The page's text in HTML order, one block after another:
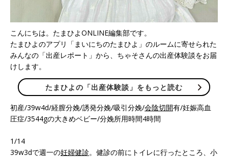
こんにちは。たまひよONLINE編集部です。
たまひよのアプリ「まいにちのたまひよ」のルームに寄せられた
みんなの「出産レポート」から、ちゃそさんの出産体験談をお届
けします。
たまひよの「出産体験談」をもっと読む
初産/39w4d/経膣分娩/誘発分娩/吸引分娩/会陰切開有/妊娠高血
圧症/3544gの大きめベビー/分娩所用時間4時間
1/14
39w3dで週一の妊婦健診。健診の前にトイレに行ったところ、小